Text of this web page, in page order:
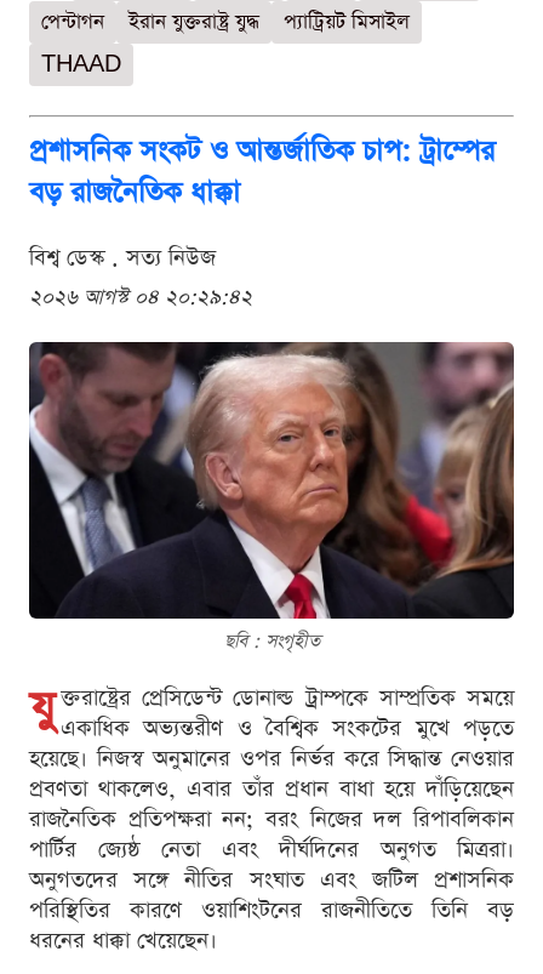
পেন্টাগন
ইরান যুক্তরাষ্ট্র যুদ্ধ
প্যাট্রিয়ট মিসাইল
THAAD
প্রশাসনিক সংকট ও আন্তর্জাতিক চাপ: ট্রাম্পের
বড় রাজনৈতিক ধাক্কা
বিশ্ব ডেস্ক . সত্য নিউজ
২০২৬ আগস্ট ০৪ ২০:২৯:৪২
ছবি : সংগৃহীত
যু ক্তরাষ্ট্রের প্রেসিডেন্ট ডোনাল্ড ট্রাম্পকে সাম্প্রতিক সময়ে
একাধিক অভ্যন্তরীণ ও বৈশ্বিক সংকটের মুখে পড়তে
হয়েছে। নিজস্ব অনুমানের ওপর নির্ভর করে সিদ্ধান্ত নেওয়ার
প্রবণতা থাকলেও, এবার তাঁর প্রধান বাধা হয়ে দাঁড়িয়েছেন
রাজনৈতিক প্রতিপক্ষরা নন; বরং নিজের দল রিপাবলিকান
পার্টির জ্যেষ্ঠ নেতা এবং দীর্ঘদিনের অনুগত মিত্ররা।
অনুগতদের সঙ্গে নীতির সংঘাত এবং জটিল প্রশাসনিক
পরিস্থিতির কারণে ওয়াশিংটনের রাজনীতিতে তিনি বড়
ধরনের ধাক্কা খেয়েছেন।